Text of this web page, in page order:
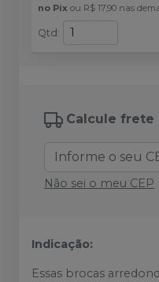
no Pix ou R$ 17,90 nas
Qtd :
Calcule frete
Não sei o meu CEP
Indicação:
Essas brocas